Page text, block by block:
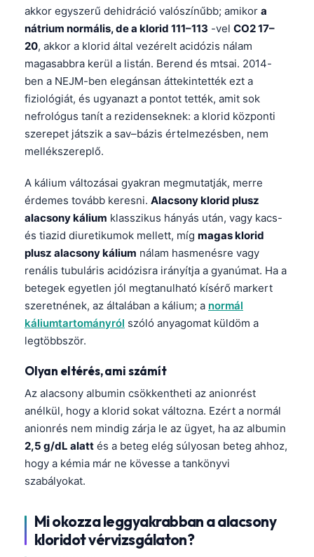
akkor egyszerű dehidráció valószínűbb; amikor a
nátrium normális, de a klorid 111–113 -vel CO2 17–
20, akkor a klorid által vezérelt acidózis nálam
magasabbra kerül a listán. Berend és mtsai. 2014-
ben a NEJM-ben elegánsan áttekintették ezt a
fiziológiát, és ugyanazt a pontot tették, amit sok
nefrológus tanít a rezidenseknek: a klorid központi
szerepet játszik a sav–bázis értelmezésben, nem
mellékszereplő.
A kálium változásai gyakran megmutatják, merre
érdemes tovább keresni. Alacsony klorid plusz
alacsony kálium klasszikus hányás után, vagy kacs-
és tiazid diuretikumok mellett, míg magas klorid
plusz alacsony kálium nálam hasmenésre vagy
renális tubuláris acidózisra irányítja a gyanúmat. Ha a
betegek egyetlen jól megtanulható kísérő markert
szeretnének, az általában a kálium; a normál
káliumtartományról szóló anyagomat küldöm a
legtöbbször.
Olyan eltérés, ami számít
Az alacsony albumin csökkentheti az anionrést
anélkül, hogy a klorid sokat változna. Ezért a normál
anionrés nem mindig zárja le az ügyet, ha az albumin
2,5 g/dL alatt és a beteg elég súlyosan beteg ahhoz,
hogy a kémia már ne kövesse a tankönyvi
szabályokat.
Mi okozza leggyakrabban a alacsony
kloridot vérvizsgálaton?